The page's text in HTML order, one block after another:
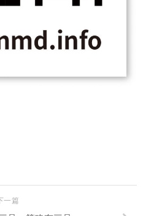
一篇